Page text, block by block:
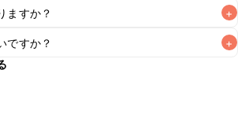
ますか？ +
ですか？ +
日中が目安です。なるべくお早めにお召